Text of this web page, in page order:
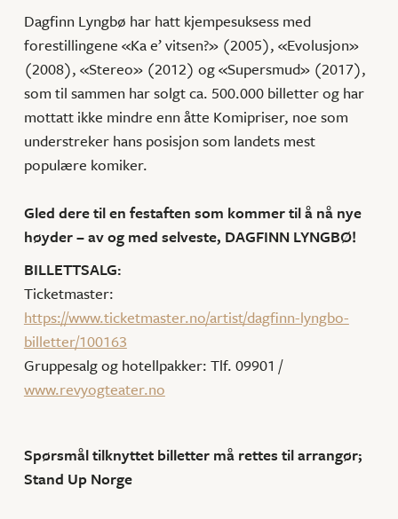
Dagfinn Lyngbø har hatt kjempesuksess med
forestillingene «Ka e’ vitsen?» (2005), «Evolusjon»
(2008), «Stereo» (2012) og «Supersmud» (2017),
som til sammen har solgt ca. 500.000 billetter og har
mottatt ikke mindre enn åtte Komipriser, noe som
understreker hans posisjon som landets mest
populære komiker.
Gled dere til en festaften som kommer til å nå nye
høyder – av og med selveste, DAGFINN LYNGBØ!
BILLETTSALG:
Ticketmaster:
https://www.ticketmaster.no/artist/dagfinn-lyngbo-
billetter/100163
Gruppesalg og hotellpakker: Tlf. 09901 /
www.revyogteater.no
Spørsmål tilknyttet billetter må rettes til arrangør;
Stand Up Norge